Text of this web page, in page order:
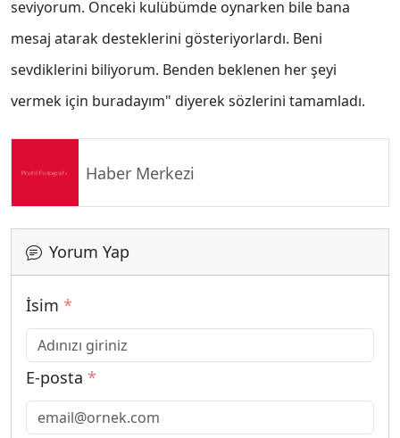
seviyorum. Önceki kulübümde oynarken bile bana
mesaj atarak desteklerini gösteriyorlardı. Beni
sevdiklerini biliyorum. Benden beklenen her şeyi
vermek için buradayım" diyerek sözlerini tamamladı.
Haber Merkezi
Yorum Yap
İsim *
E-posta *